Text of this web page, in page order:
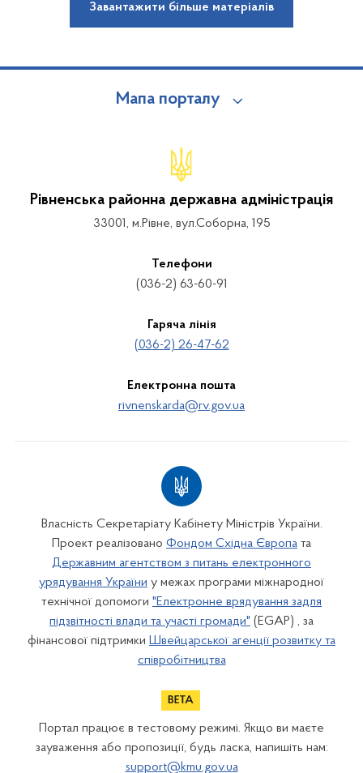
Завантажити більше матеріалів
Мапа порталу
Рівненська районна державна адміністрація
33001, м.Рівне, вул.Соборна, 195
Телефони
(036-2) 63-60-91
Гаряча лінія
(036-2) 26-47-62
Електронна пошта
rivnenskarda@rv.gov.ua
Власність Секретаріату Кабінету Міністрів України.
Проект реалізовано Фондом Східна Європа та
Державним агентством з питань електронного
урядування України у межах програми міжнародної
технічної допомоги "Електронне врядування задля
підзвітності влади та участі громади" (EGAP) , за
фінансової підтримки Швейцарської агенції розвитку та
співробітництва
Портал працює в тестовому режимі. Якщо ви маєте
зауваження або пропозиції, будь ласка, напишіть нам:
support@kmu.gov.ua